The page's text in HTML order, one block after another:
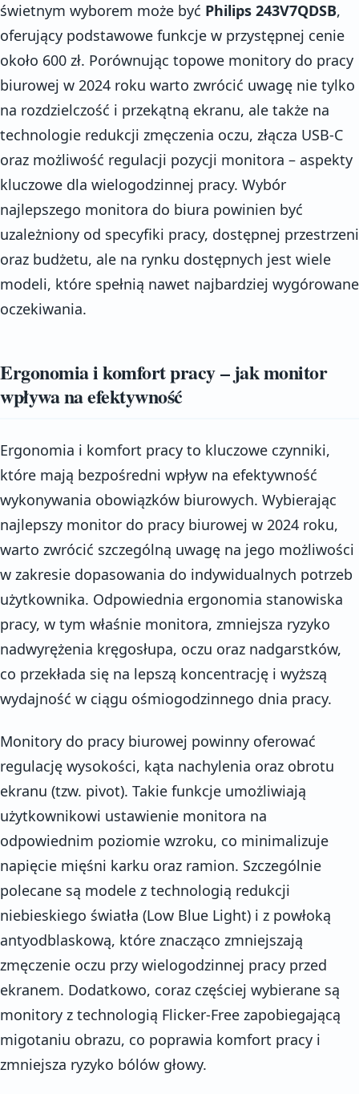
świetnym wyborem może być Philips 243V7QDSB,
oferujący podstawowe funkcje w przystępnej cenie
około 600 zł. Porównując topowe monitory do pracy
biurowej w 2024 roku warto zwrócić uwagę nie tylko
na rozdzielczość i przekątną ekranu, ale także na
technologie redukcji zmęczenia oczu, złącza USB-C
oraz możliwość regulacji pozycji monitora – aspekty
kluczowe dla wielogodzinnej pracy. Wybór
najlepszego monitora do biura powinien być
uzależniony od specyfiki pracy, dostępnej przestrzeni
oraz budżetu, ale na rynku dostępnych jest wiele
modeli, które spełnią nawet najbardziej wygórowane
oczekiwania.
Ergonomia i komfort pracy – jak monitor
wpływa na efektywność
Ergonomia i komfort pracy to kluczowe czynniki,
które mają bezpośredni wpływ na efektywność
wykonywania obowiązków biurowych. Wybierając
najlepszy monitor do pracy biurowej w 2024 roku,
warto zwrócić szczególną uwagę na jego możliwości
w zakresie dopasowania do indywidualnych potrzeb
użytkownika. Odpowiednia ergonomia stanowiska
pracy, w tym właśnie monitora, zmniejsza ryzyko
nadwyrężenia kręgosłupa, oczu oraz nadgarstków,
co przekłada się na lepszą koncentrację i wyższą
wydajność w ciągu ośmiogodzinnego dnia pracy.
Monitory do pracy biurowej powinny oferować
regulację wysokości, kąta nachylenia oraz obrotu
ekranu (tzw. pivot). Takie funkcje umożliwiają
użytkownikowi ustawienie monitora na
odpowiednim poziomie wzroku, co minimalizuje
napięcie mięśni karku oraz ramion. Szczególnie
polecane są modele z technologią redukcji
niebieskiego światła (Low Blue Light) i z powłoką
antyodblaskową, które znacząco zmniejszają
zmęczenie oczu przy wielogodzinnej pracy przed
ekranem. Dodatkowo, coraz częściej wybierane są
monitory z technologią Flicker-Free zapobiegającą
migotaniu obrazu, co poprawia komfort pracy i
zmniejsza ryzyko bólów głowy.